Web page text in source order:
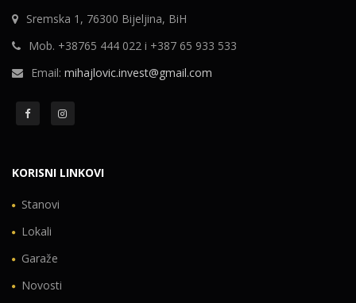
Sremska 1, 76300 Bijeljina, BiH
Mob. +38765 444 022 i +387 65 933 533
Email: mihajlovic.invest@gmail.com
KORISNI LINKOVI
Stanovi
Lokali
Garaže
Novosti